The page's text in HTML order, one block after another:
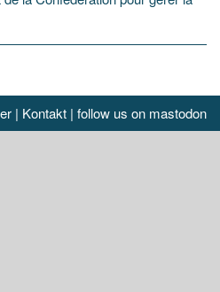
| Kontakt | follow us on mastodon